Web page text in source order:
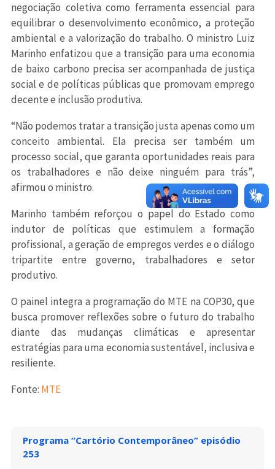
negociação coletiva como ferramenta essencial para
equilibrar o desenvolvimento econômico, a proteção
ambiental e a valorização do trabalho. O ministro Luiz
Marinho enfatizou que a transição para uma economia
de baixo carbono precisa ser acompanhada de justiça
social e de políticas públicas que promovam emprego
decente e inclusão produtiva.
“Não podemos tratar a transição justa apenas como um
conceito ambiental. Ela precisa ser também um
processo social, que garanta oportunidades reais para
os trabalhadores e não deixe ninguém para trás”,
afirmou o ministro.
Marinho também reforçou o papel do Estado como
indutor de políticas que estimulem a formação
profissional, a geração de empregos verdes e o diálogo
tripartite entre governo, trabalhadores e setor
produtivo.
O painel integra a programação do MTE na COP30, que
busca promover reflexões sobre o futuro do trabalho
diante das mudanças climáticas e apresentar
estratégias para uma economia sustentável, inclusiva e
resiliente.
Fonte: MTE
Programa “Cartório Contemporâneo” episódio
253